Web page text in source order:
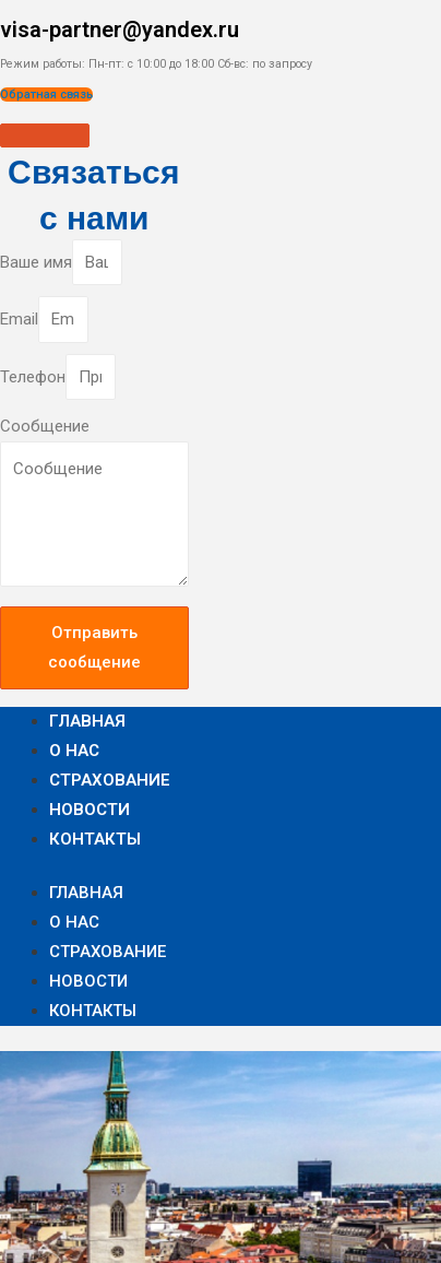
visa-partner@yandex.ru
Режим работы: Пн-пт: с 10:00 до 18:00 Сб-вс: по запросу
Обратная связь
Связаться
с нами
Ваше имя
Email
Телефон
Сообщение
Отправить
сообщение
ГЛАВНАЯ
О НАС
СТРАХОВАНИЕ
НОВОСТИ
КОНТАКТЫ
ГЛАВНАЯ
О НАС
СТРАХОВАНИЕ
НОВОСТИ
КОНТАКТЫ